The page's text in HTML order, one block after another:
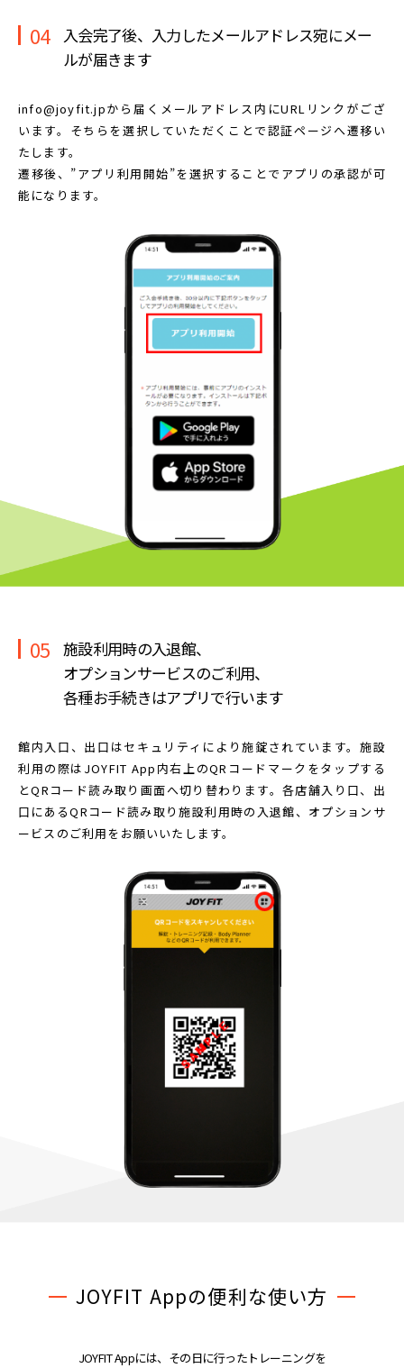
04 入会完了後、入力したメールアドレス宛にメー
ルが届きます
info@joyfit.jpから届くメールアドレス内にURLリンクがござ
います。 そちらを選択していただくことで認証ページへ遷移い
たします。
遷移後、”アプリ利用開始”を選択することで アプリの承認が可
能になります。
05 施設利用時の入退館、
オプションサービスのご利用、
各種お手続きはアプリで行います
館内入口、出口はセキュリティにより施錠されています。施設
利用の際はJOYFIT App内右上のQRコードマークをタップする
とQRコード読み取り画面へ切り替わります。各店舗入り口、出
口にあるQRコード読み取り施設利用時の入退館、オプションサ
ービスのご利用をお願いいたします。
JOYFIT Appの便利な使い方
JOYFIT Appには、その日に行ったトレーニングを